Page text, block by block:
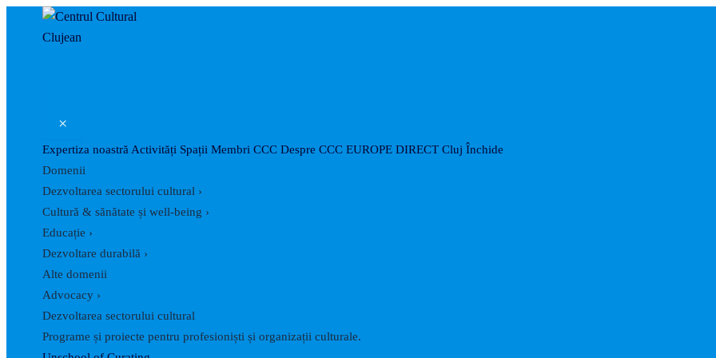
Skip
×
Expertiza noastră Activități Spații Membri CCC Despre CCC EUROPE DIRECT Cluj Închide
Domenii
Dezvoltarea sectorului cultural ›
Cultură & sănătate și well-being ›
Educație ›
Dezvoltare durabilă ›
Alte domenii
Advocacy ›
Dezvoltarea sectorului cultural
Programe și proiecte pentru profesioniști și organizații culturale.
Post
navigation